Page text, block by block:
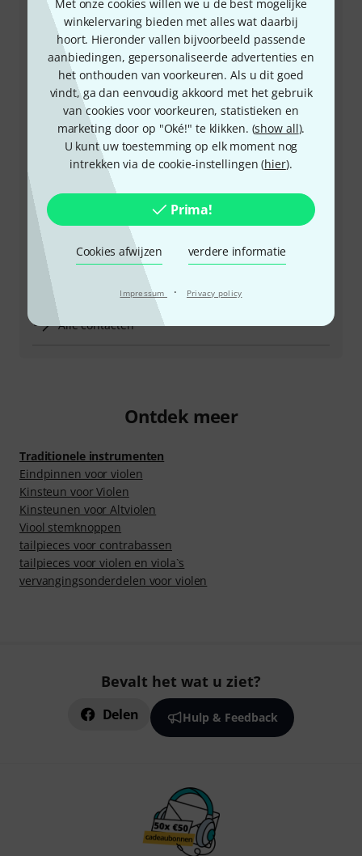
Met onze cookies willen we u de best mogelijke
winkelervaring bieden met alles wat daarbij
hoort. Hieronder vallen bijvoorbeeld passende
aanbiedingen, gepersonaliseerde advertenties en
het onthouden van voorkeuren. Als u dit goed
vindt, ga dan eenvoudig akkoord met het gebruik
van cookies voor voorkeuren, statistieken en
marketing door op "Oké!" te klikken. (show all).
U kunt uw toestemming op elk moment nog
intrekken via de cookie-instellingen (hier).
Prima!
Cookies afwijzen verdere informatie
Impressum · Privacy policy
+49-9546-9223-643
Onze klantenservice helpt u graag bij al uw vragen of
problemen.
Houd uw klantnummer bij de hand
Openingstijden (CEST - Midden-
Europese zomertijd)
Regel dat we u terugbellen
Meer manieren om contact met ons op te nemen
Product terugsturen
Alle contacten
Ontdek meer
Traditionele instrumenten
Eindpinnen voor violen
Kinsteun voor Violen
Kinsteunen voor Altviolen
Viool stemknoppen
tailpieces voor contrabassen
tailpieces voor violen en viola`s
vervangingsonderdelen voor violen
Bevalt het wat u ziet?
Delen Hulp & Feedback